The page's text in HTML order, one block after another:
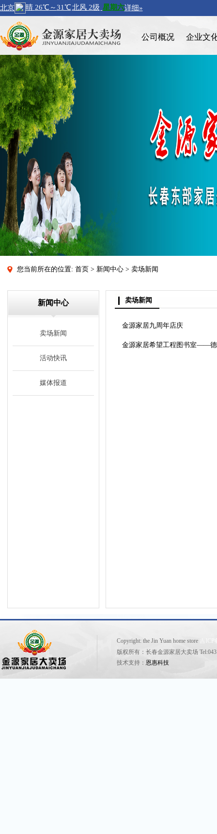
公司概况 企业文
您当前所在的位置: 首页 > 新闻中心 > 卖场新闻
新闻中心
卖场新闻
活动快讯
媒体报道
卖场新闻
金源家居九周年店庆
金源家居希望工程图书室——
Copyright: the Jin Yuan home store
吉
版权所有：长春金源家居大卖场
技术支持： 恩惠科技